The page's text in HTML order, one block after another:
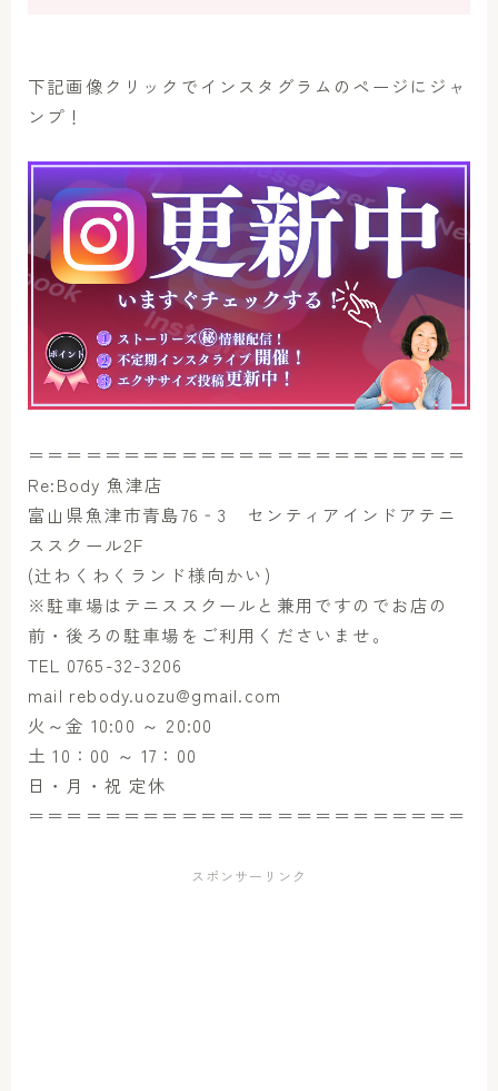
下記画像クリックでインスタグラムのページにジャ
ンプ！
＝＝＝＝＝＝＝＝＝＝＝＝＝＝＝＝＝＝＝＝＝＝＝
Re:Body 魚津店
富山県魚津市青島76‐3 センティアインドアテニ
ススクール2F
(辻わくわくランド様向かい)
※駐車場はテニススクールと兼用ですのでお店の
前・後ろの駐車場をご利用くださいませ。
TEL 0765-32-3206
mail rebody.uozu@gmail.com
火～金 10:00 ～ 20:00
土 10：00 ～ 17：00
日・月・祝 定休
＝＝＝＝＝＝＝＝＝＝＝＝＝＝＝＝＝＝＝＝＝＝＝
スポンサーリンク